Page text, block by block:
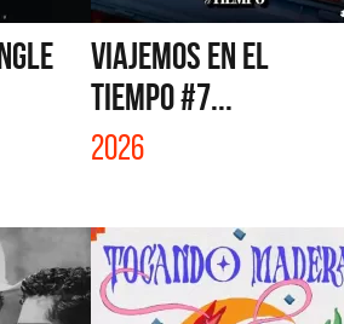
VIAJEMOS EN EL
TIEMPO #7...
2026